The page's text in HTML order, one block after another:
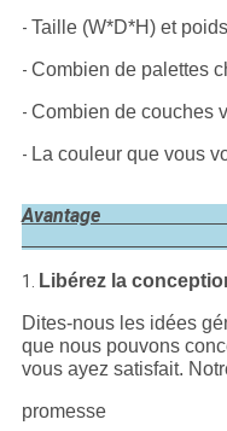
- Taille (W*D*H) et
- Combien de palettes
- Combien de couches
- La couleur que vous
1. Libérez la
Dites-nous les idées
que nous pouvons
vous ayez satisfait.
promesse